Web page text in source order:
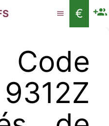
€
Code